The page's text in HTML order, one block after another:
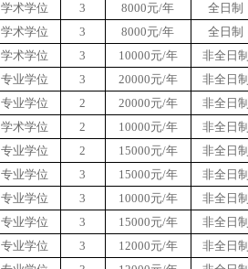
学术学位 3 8000元/年
全日制
学术学位 3 8000元/年
全日制
学术学位 3 10000元/年
非全日制
专业学位 3 20000元/年
非全日制
专业学位 2 20000元/年
非全日制
学术学位 2 10000元/年
非全日制
专业学位 2 15000元/年
非全日制
专业学位 3 15000元/年
非全日制
专业学位 3 10000元/年
非全日制
专业学位 3 15000元/年
非全日制
专业学位 3 12000元/年
非全日制